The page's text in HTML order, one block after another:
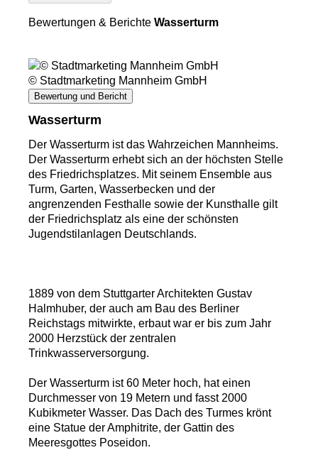
Bewertungen & Berichte Wasserturm
© Stadtmarketing Mannheim GmbH
Bewertung und Bericht
Wasserturm
Der Wasserturm ist das Wahrzeichen Mannheims.
Der Wasserturm erhebt sich an der höchsten Stelle
des Friedrichsplatzes. Mit seinem Ensemble aus
Turm, Garten, Wasserbecken und der
angrenzenden Festhalle sowie der Kunsthalle gilt
der Friedrichsplatz als eine der schönsten
Jugendstilanlagen Deutschlands.
1889 von dem Stuttgarter Architekten Gustav
Halmhuber, der auch am Bau des Berliner
Reichstags mitwirkte, erbaut war er bis zum Jahr
2000 Herzstück der zentralen
Trinkwasserversorgung.
Der Wasserturm ist 60 Meter hoch, hat einen
Durchmesser von 19 Metern und fasst 2000
Kubikmeter Wasser. Das Dach des Turmes krönt
eine Statue der Amphitrite, der Gattin des
Meeresgottes Poseidon.